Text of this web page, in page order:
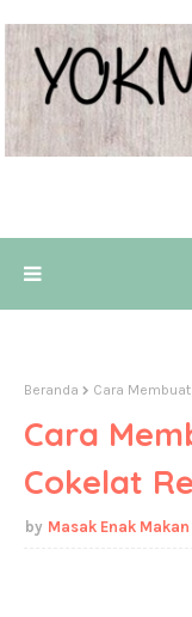
Beranda Cara
Cara
Cokelat
Masak Enak Makan